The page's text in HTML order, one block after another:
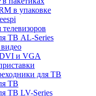
в упаковке
ТВ AL-Series
и VGA
для ТВ
ТВ
ТВ LV-Series